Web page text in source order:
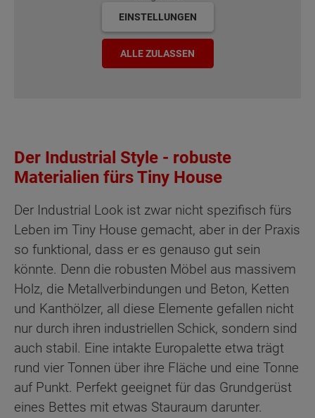
EINSTELLUNGEN
ALLE ZULASSEN
Der Industrial Style - robuste
Materialien fürs Tiny House
Der Industrial Look ist zwar nicht spezifisch fürs
Leben im Tiny House gemacht, aber in der Praxis
so funktional, dass er es genauso gut sein
könnte. Denn die robusten Möbel aus massivem
Holz, die Metallverbindungen und Beton, Ketten
und Kanthölzer, all diese Elemente gefallen nicht
nur durch ihren industriellen Schick, sondern sind
auch stabil. Eine intakte Europalette etwa trägt
rund vier Tonnen über ihre Fläche und eine Tonne
auf Punkt. Perfekt geeignet für das Grundgerüst
eines Bettes mit etwas Stauraum darunter.